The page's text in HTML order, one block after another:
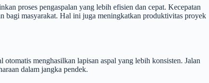
proses pengaspalan yang lebih efisien dan cepat. Kecepatan
bagi masyarakat. Hal ini juga meningkatkan produktivitas proyek
menghasilkan lapisan aspal yang lebih konsisten. Jalan
dalam jangka pendek.